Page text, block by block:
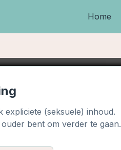
Home
expliciete (seksuele) inhoud.
bent om verder te gaan.